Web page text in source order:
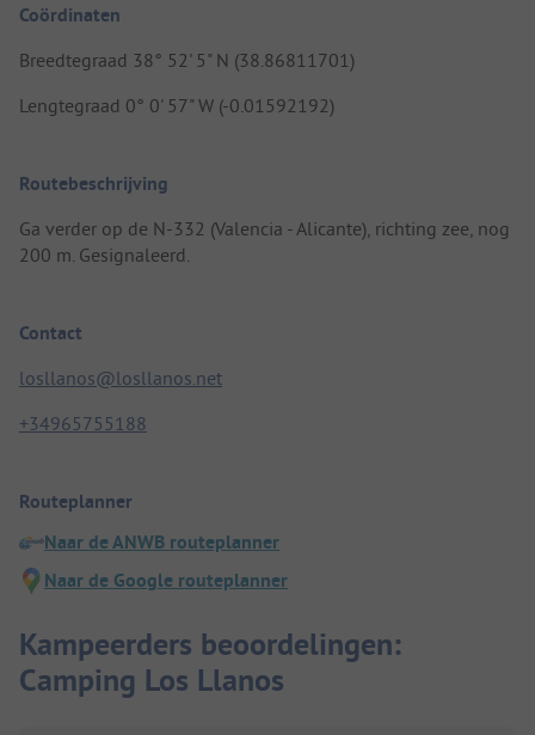
Coördinaten
Breedtegraad 38° 52' 5" N (38.86811701)
Lengtegraad 0° 0' 57" W (-0.01592192)
Routebeschrijving
Ga verder op de N-332 (Valencia - Alicante), richting zee, nog
200 m. Gesignaleerd.
Contact
losllanos@losllanos.net
+34965755188
Routeplanner
Naar de ANWB routeplanner
Naar de Google routeplanner
Kampeerders beoordelingen:
Camping Los Llanos